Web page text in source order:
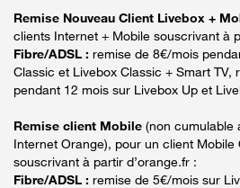
Remise Nouveau Client Livebox +
clients Internet + Mobile souscrivant à
Fibre/ADSL : remise de 8€/mois
Classic et Livebox Classic + Smart TV,
pendant 12 mois sur Livebox Up et
Remise client Mobile (non cumulable
Internet Orange), pour un client Mobile
souscrivant à partir d’orange.fr :
Fibre/ADSL : remise de 5€/mois sur